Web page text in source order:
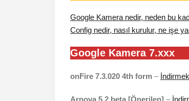
Google Kamera nedir, neden bu
Config nedir, nasıl kurulur, ne işe
Google Kamera 7.xxx
onFire 7.3.020 4th form –
Arnova 5.2 beta [Önerilen] –